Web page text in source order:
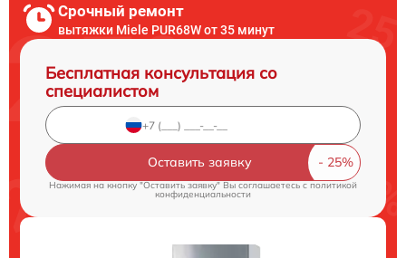
Срочный ремонт
вытяжки Miele PUR68W от 35 минут
Бесплатная консультация со
специалистом
Оставить заявку
Нажимая на кнопку "Оставить заявку" Вы соглашаетесь cполитикой
конфиденциальности